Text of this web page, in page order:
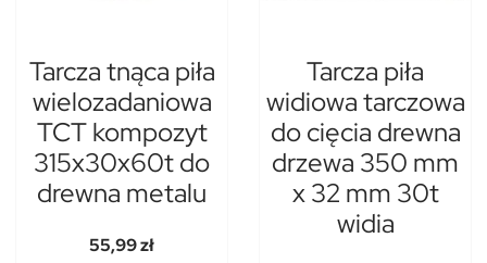
Tarcza tnąca piła
wielozadaniowa
TCT kompozyt
315x30x60t do
drewna metalu
55,99 zł
Tarcza piła
widiowa tarczowa
do cięcia drewna
drzewa 350 mm
x 32 mm 30t
widia